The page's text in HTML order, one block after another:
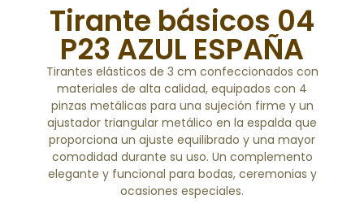
Tirante básicos 04
P23 AZUL ESPAÑA
Tirantes elásticos de 3 cm confeccionados con
materiales de alta calidad, equipados con 4
pinzas metálicas para una sujeción firme y un
ajustador triangular metálico en la espalda que
proporciona un ajuste equilibrado y una mayor
comodidad durante su uso. Un complemento
elegante y funcional para bodas, ceremonias y
ocasiones especiales.